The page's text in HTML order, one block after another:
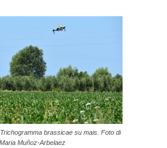
brassicae su mais. Foto di
Maria Muñoz-Arbelaez